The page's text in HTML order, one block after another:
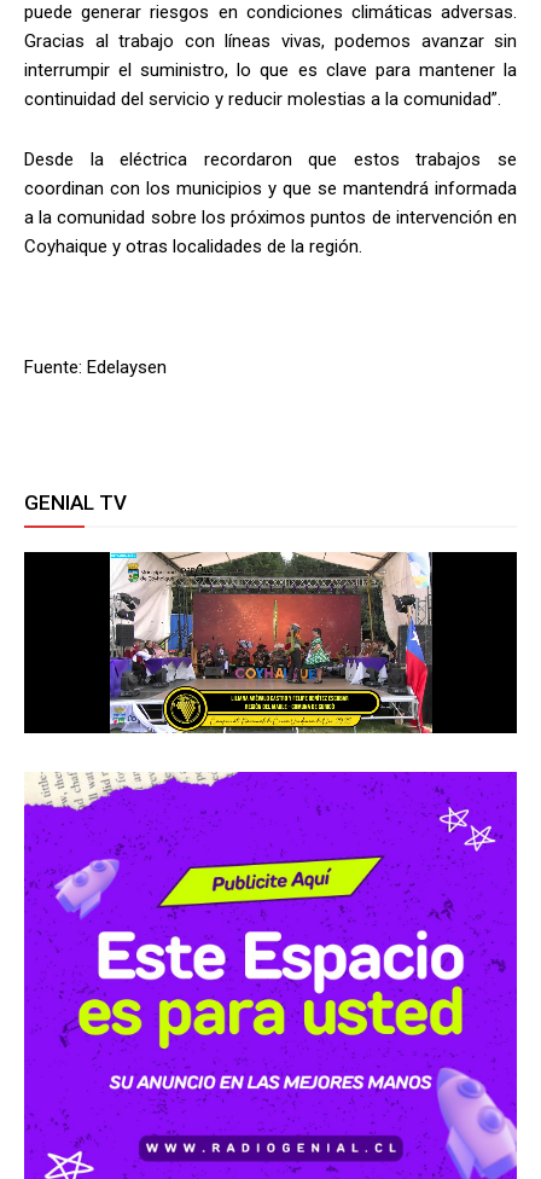
puede generar riesgos en condiciones climáticas adversas.
Gracias al trabajo con líneas vivas, podemos avanzar sin
interrumpir el suministro, lo que es clave para mantener la
continuidad del servicio y reducir molestias a la comunidad”.
Desde la eléctrica recordaron que estos trabajos se
coordinan con los municipios y que se mantendrá informada
a la comunidad sobre los próximos puntos de intervención en
Coyhaique y otras localidades de la región.
Fuente: Edelaysen
GENIAL TV